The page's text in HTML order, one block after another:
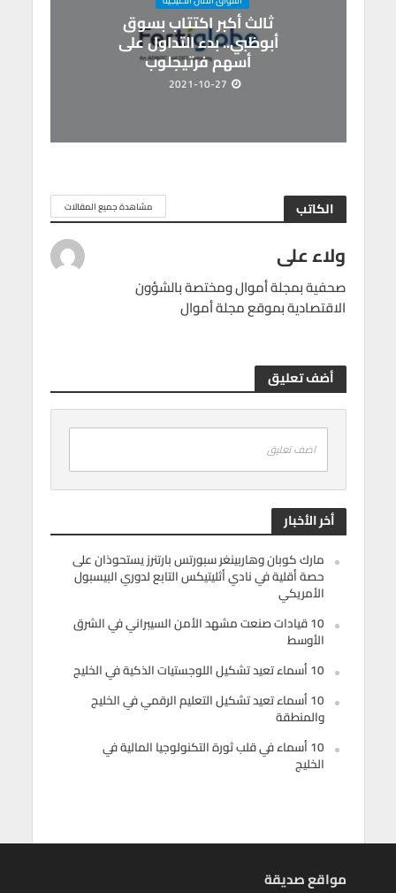
ثالث أكبر اكتتاب بسوق
أبوظبي.. بدء التداول على
أسهم فرتيجلوب
2021-10-27
الكاتب مشاهدة جميع المقالات
ولاء على
صحفية بمجلة أموال ومختصة بالشؤون
الاقتصادية بموقع مجلة أموال
أضف تعليق
اضف تعليق
أخر الأخبار
مارك كوبان وهاربينغر سبورتس بارتنرز يستحوذان على
حصة أقلية في نادي أثليتيكس التابع لدوري البيسبول
الأمريكي
10 قيادات صنعت مشهد الأمن السيبراني في الشرق
الأوسط
10 أسماء تعيد تشكيل اللوجستيات الذكية في الخليج
10 أسماء تعيد تشكيل التعليم الرقمي في الخليج
والمنطقة
10 أسماء في قلب ثورة التكنولوجيا المالية في
الخليج
مواقع صديقة